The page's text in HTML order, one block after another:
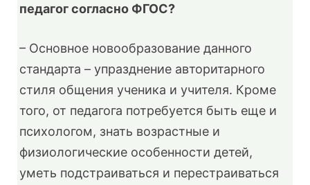
педагог согласно ФГОС?
– Основное новообразование данного
стандарта – упразднение авторитарного
стиля общения ученика и учителя. Кроме
того, от педагога потребуется быть еще и
психологом, знать возрастные и
физиологические особенности детей,
уметь подстраиваться и перестраиваться